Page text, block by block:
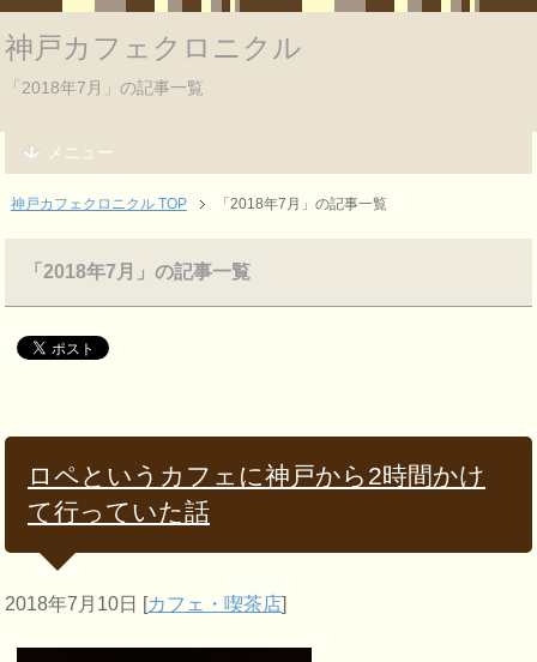
神戸カフェクロニクル
「2018年7月」の記事一覧
メニュー
神戸カフェクロニクル TOP 「2018年7月」の記事一覧
「2018年7月」の記事一覧
ロペというカフェに神戸から2時間かけ
て行っていた話
2018年7月10日 [カフェ・喫茶店]